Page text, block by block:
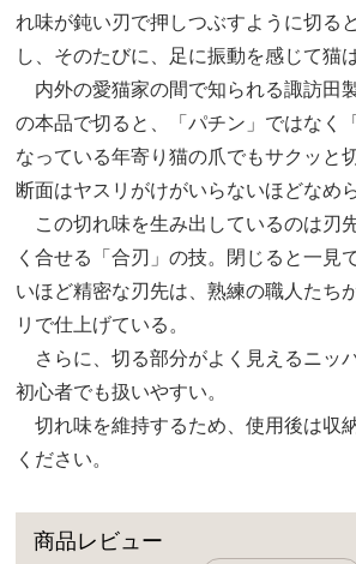
れ味が鈍い刃で押しつぶすように切る
し、そのたびに、足に振動を感じて猫
内外の愛猫家の間で知られる諏訪田
の本品で切ると、「パチン」ではなく
なっている年寄り猫の爪でもサクッと
断面はヤスリがけがいらないほどなめ
この切れ味を生み出しているのは刃
く合せる「合刃」の技。閉じると一見
いほど精密な刃先は、熟練の職人たち
リで仕上げている。
さらに、切る部分がよく見えるニッ
初心者でも扱いやすい。
切れ味を維持するため、使用後は収
ください。
商品レビュー